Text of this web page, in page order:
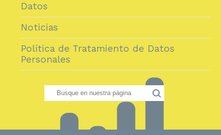
Datos
Noticias
Política de Tratamiento de Datos
Personales